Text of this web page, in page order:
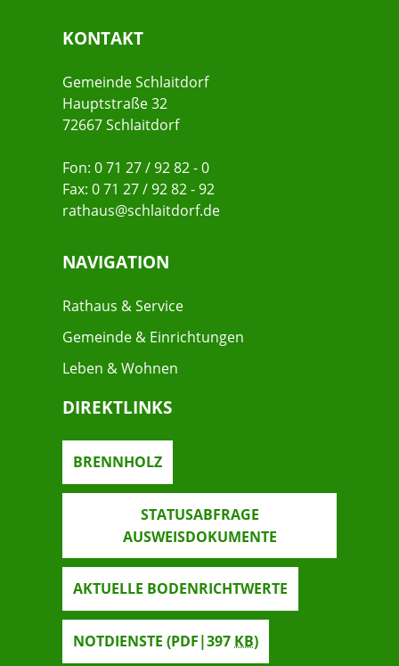
KONTAKT
Gemeinde Schlaitdorf
Hauptstraße 32
72667 Schlaitdorf
Fon: 0 71 27 / 92 82 - 0
Fax: 0 71 27 / 92 82 - 92
rathaus@schlaitdorf.de
NAVIGATION
Rathaus & Service
Gemeinde & Einrichtungen
Leben & Wohnen
DIREKTLINKS
BRENNHOLZ
STATUSABFRAGE
AUSWEISDOKUMENTE
AKTUELLE BODENRICHTWERTE
NOTDIENSTE (PDF|397 KB)